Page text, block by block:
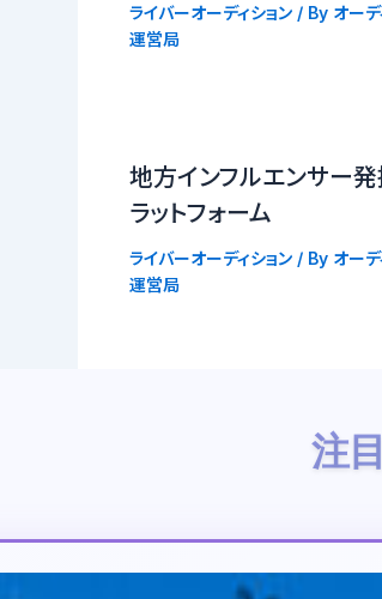
ライバーオーディション/ By オーデ
運営局
地方インフルエンサー発
ラットフォーム
ライバーオーディション/ By オーデ
運営局
注